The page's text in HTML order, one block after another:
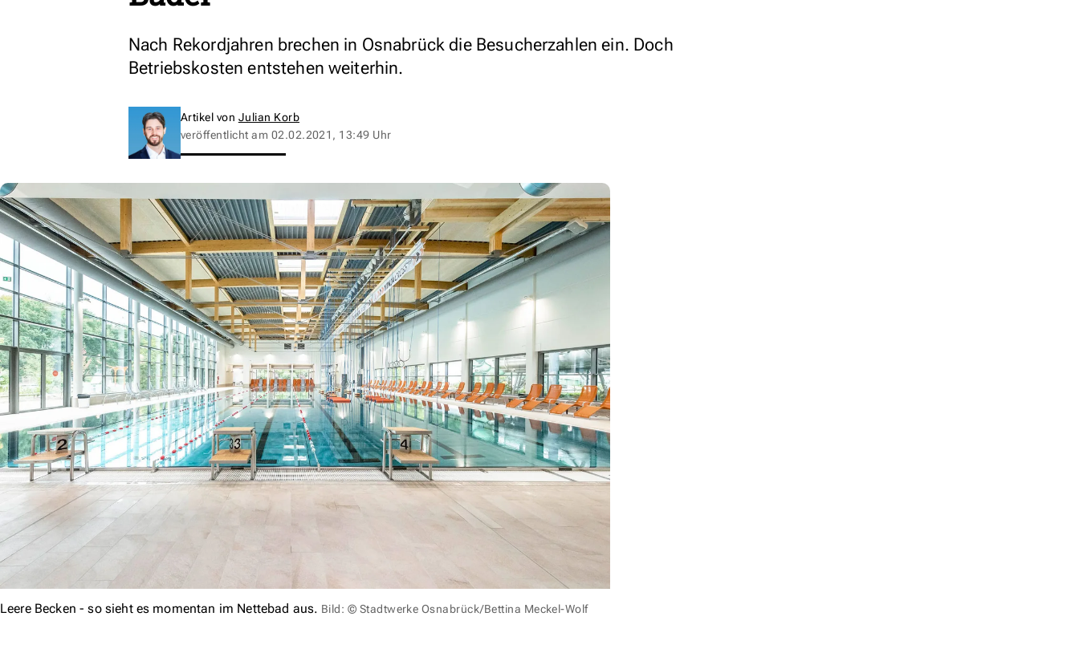
Nach Rekordjahren brechen in Osnabrück die Besucherzahlen ein. Doch
Betriebskosten entstehen weiterhin.
Artikel von Julian Korb
veröffentlicht am 02.02.2021, 13:49 Uhr
Leere Becken - so sieht es momentan im Nettebad aus. Bild: © Stadtwerke Osnabrück/Bettina Meckel-Wolf